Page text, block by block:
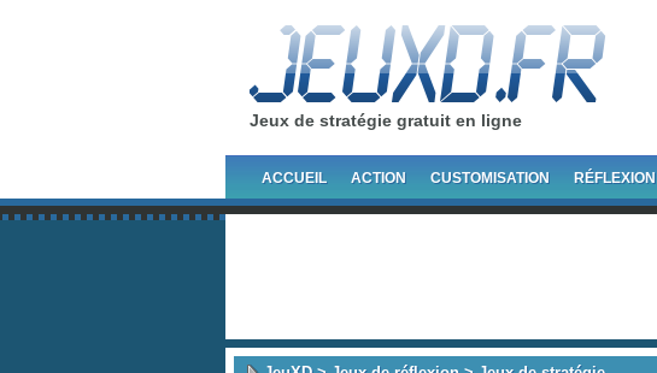
Jeux de stratégie gratuit en ligne
ACCUEIL ACTION CUSTOMISATION RÉFLEXION